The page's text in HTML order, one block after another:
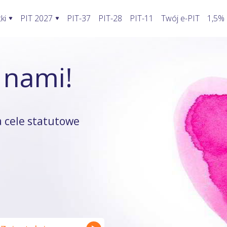
fakturę w KSeF?
stwarza KSeF?
a KSeF
faktury do KSeF
faktury, gdy KSeF nie działa
Kalkulator wynagrodzeń
Kalkulator walut
Kalkulator odsetek PIT
Kalkulator rozliczenia
Kalkulator zwrotu podatku
Kalkulator kilometrówki
PIT 2027
PIT-28
37
Koszty uzyskania przychodu
Koszty uzyskania przychodu twórcy
Odliczenie składki zdrowotnej
Działalność nierejestrowana
Wybór formy opodatkowania
PIT-37 PIT-28 PIT-11 Twój e-PIT 1,5%
cele statutowe